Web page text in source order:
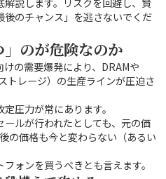
後のチャンス」を逃さないでくだ
のが危険なのか
けの需要爆発により、DRAMや
トレージ）の生産ラインが圧迫さ
圧力が常にあります。
ールが行われたとしても、元の価
の価格も今と変わらない（あるい
ォンを買うべきとも言えます。